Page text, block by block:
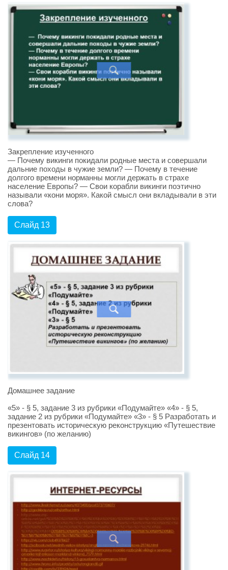
Закрепление изученного
— Почему викинги покидали родные места и совершали
дальние походы в чужие земли? — Почему в течение
долгого времени норманны могли держать в страхе
население Европы? — Свои корабли викинги поэтично
называли «кони моря». Какой смысл они вкладывали в эти
слова?
Слайд 13
Домашнее задание
«5» - § 5, задание 3 из рубрики «Подумайте» «4» - § 5,
задание 2 из рубрики «Подумайте» «3» - § 5 Разработать и
презентовать историческую реконструкцию «Путешествие
викингов» (по желанию)
Слайд 14